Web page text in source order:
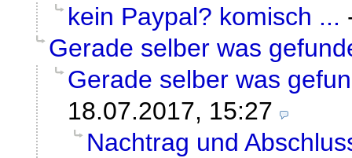
kein Paypal? komisch ...
Gerade selber was
Gerade selber was
18.07.2017, 15:27
Nachtrag und